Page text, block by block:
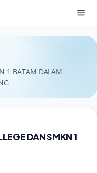
1 BATAM DALAM
DAN SMKN 1